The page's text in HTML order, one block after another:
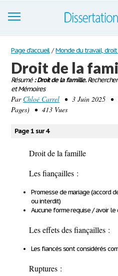
Dissertations
S'inscrire
Se connecter
Contactez-nous
Page d'accueil / Monde du travail,
Droit de la
Résumé: Droit de la famille.
et Mémoires
Par Chloé Carrel • 3 Juin 2025 •
Pages) • 413 Vues
Page 1 sur 4
Droit de la famille
Les fiançailles :
Promesse de mariage (accord
ou interdit)
Aucune forme requise / avoir
Les effets des fiançailles :
Les fiancés sont considérés
Ruptures :